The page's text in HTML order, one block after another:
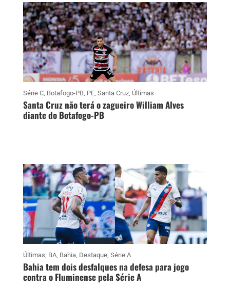
Série C, Botafogo-PB, PE, Santa Cruz, Últimas
Santa Cruz não terá o zagueiro William Alves
diante do Botafogo-PB
Últimas BA, Bahia Destaque, Série A
Bahia tem dois desfalques na defesa para jogo
contra o Fluminense pela Série A